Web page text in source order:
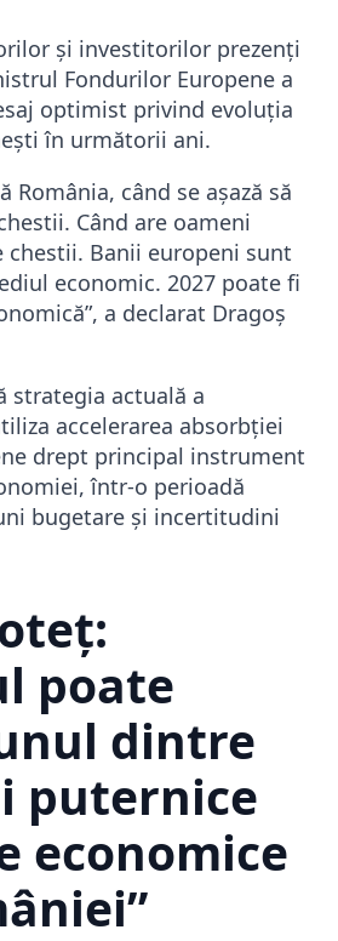
și investitorilor prezenți
Fondurilor Europene a
optimist privind evoluția
în următorii ani.
România, când se așază să
Când are oameni
chestii. Banii europeni sunt
economic. 2027 poate fi
a declarat Dragoș
strategia actuală a
accelerarea absorbției
drept principal instrument
într-o perioadă
bugetare și incertitudini
poate
dintre
puternice
economice